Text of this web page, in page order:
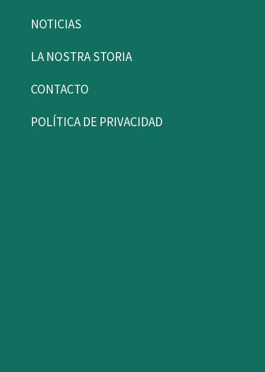
NOTICIAS
LA NOSTRA STORIA
CONTACTO
POLÍTICA DE PRIVACIDAD